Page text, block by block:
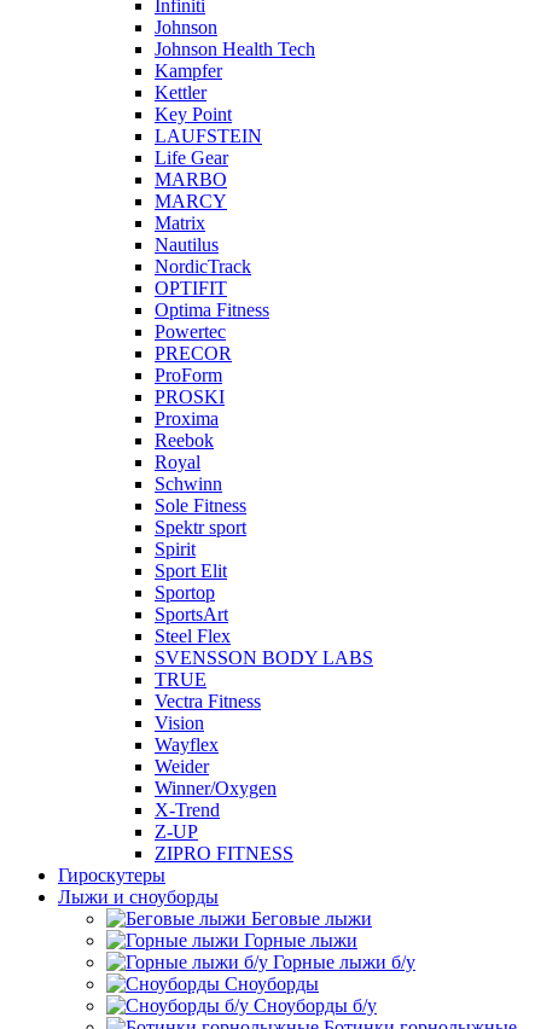
Infiniti
Johnson
Johnson Health Tech
Kampfer
Kettler
Key Point
LAUFSTEIN
Life Gear
MARBO
MARCY
Matrix
Nautilus
NordicTrack
OPTIFIT
Optima Fitness
Powertec
PRECOR
ProForm
PROSKI
Proxima
Reebok
Royal
Schwinn
Sole Fitness
Spektr sport
Spirit
Sport Elit
Sportop
SportsArt
Steel Flex
SVENSSON BODY LABS
TRUE
Vectra Fitness
Vision
Wayflex
Weider
Winner/Oxygen
X-Trend
Z-UP
ZIPRO FITNESS
Гироскутеры
Лыжи и сноуборды
Беговые лыжи
Горные лыжи
Горные лыжи б/у
Сноуборды
Сноуборды б/у